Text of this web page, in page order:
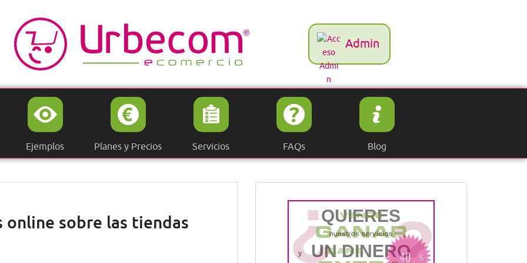
Admin
Ejemplos Planes y Precios Servicios FAQs Blog
online sobre las tiendas